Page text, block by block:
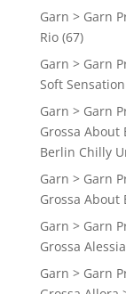
Garn > Garn
Rio (67)
Garn > Garn
Soft Sensation
Garn > Garn
Grossa About
Berlin Chilly
Garn > Garn
Grossa About
Garn > Garn
Grossa Alessia
Garn > Garn